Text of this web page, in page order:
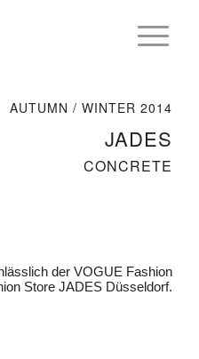
AUTUMN / WINTER 2014
JADES
CONCRETE
der VOGUE Fashion
Store JADES Düsseldorf.